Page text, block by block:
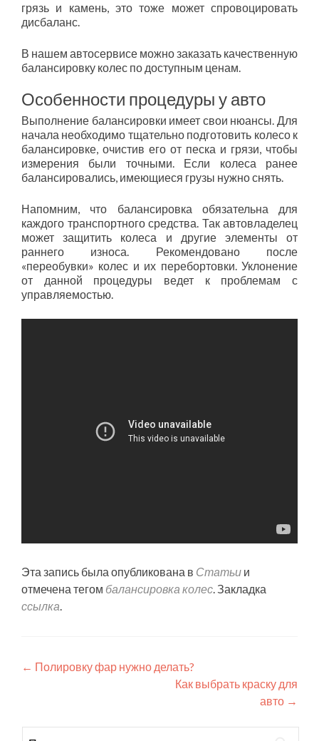
грязь и камень, это тоже может спровоцировать
дисбаланс.
В нашем автосервисе можно заказать качественную
балансировку колес по доступным ценам.
Особенности процедуры у авто
Выполнение балансировки имеет свои нюансы. Для
начала необходимо тщательно подготовить колесо к
балансировке, очистив его от песка и грязи, чтобы
измерения были точными. Если колеса ранее
балансировались, имеющиеся грузы нужно снять.
Напомним, что балансировка обязательна для
каждого транспортного средства. Так автовладелец
может защитить колеса и другие элементы от
раннего износа. Рекомендовано после
«переобувки» колес и их перебортовки. Уклонение
от данной процедуры ведет к проблемам с
управляемостью.
Эта запись была опубликована в Статьи и
отмечена тегом балансировка колес. Закладка
ссылка.
Навигация
записям
← Полировку фар нужно делать?
Как выбрать краску для
авто →